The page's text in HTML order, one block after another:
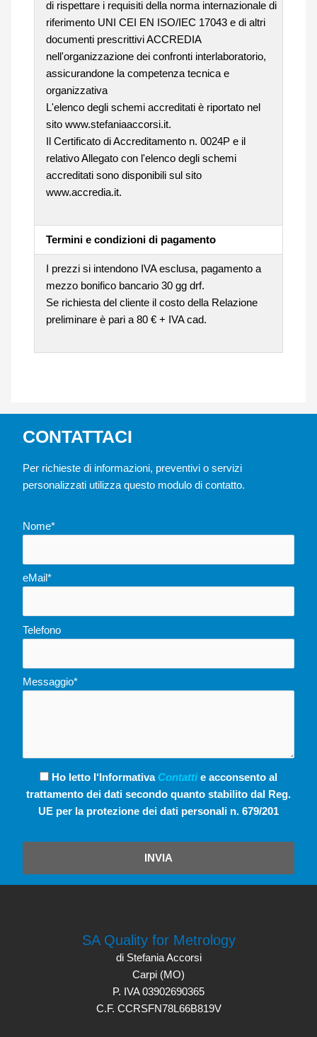
di rispettare i requisiti della norma internazionale di
riferimento UNI CEI EN ISO/IEC 17043 e di altri
documenti prescrittivi ACCREDIA
nell'organizzazione dei confronti interlaboratorio,
assicurandone la competenza tecnica e
organizzativa
L'elenco degli schemi accreditati è riportato nel
sito www.stefaniaaccorsi.it.
Il Certificato di Accreditamento n. 0024P e il
relativo Allegato con l'elenco degli schemi
accreditati sono disponibili sul sito
www.accredia.it.
Termini e condizioni di pagamento
I prezzi si intendono IVA esclusa, pagamento a
mezzo bonifico bancario 30 gg drf.
Se richiesta del cliente il costo della Relazione
preliminare è pari a 80 € + IVA cad.
CONTATTACI
Per richieste di informazioni, preventivi o servizi
personalizzati utilizza questo modulo di contatto.
Nome*
eMail*
Telefono
Messaggio*
Ho letto l‘Informativa Contattie acconsento al
trattamento dei dati secondo quanto stabilito dal Reg.
UE per la protezione dei dati personali n. 679/201
INVIA
SA Quality for Metrology
di Stefania Accorsi
Carpi (MO)
P. IVA 03902690365
C.F. CCRSFN78L66B819V